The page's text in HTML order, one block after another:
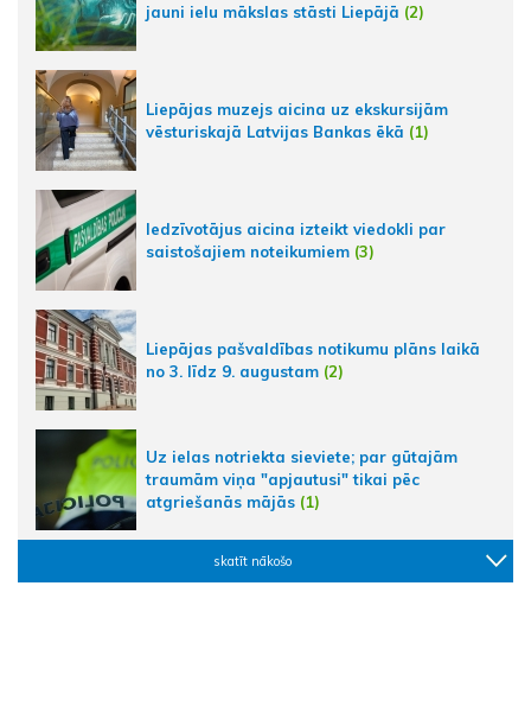
jauni ielu mākslas stāsti Liepājā (2)
Liepājas muzejs aicina uz ekskursijām
vēsturiskajā Latvijas Bankas ēkā (1)
Iedzīvotājus aicina izteikt viedokli par
saistošajiem noteikumiem (3)
Liepājas pašvaldības notikumu plāns laikā
no 3. līdz 9. augustam (2)
Uz ielas notriekta sieviete; par gūtajām
traumām viņa "apjautusi" tikai pēc
atgriešanās mājās (1)
skatīt nākošo